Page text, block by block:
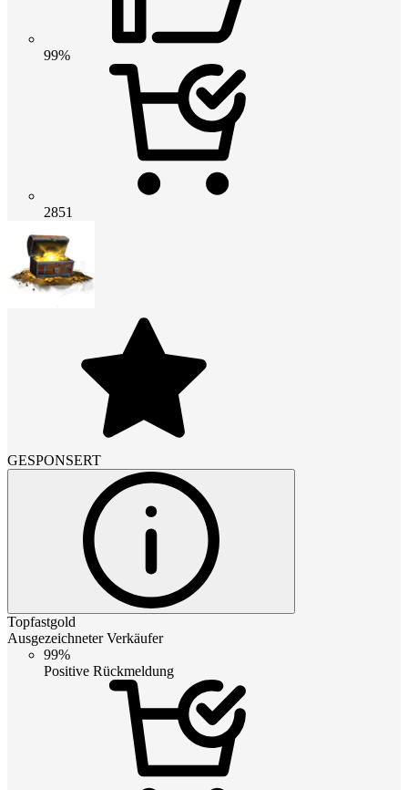
99%
2851
GESPONSERT
Topfastgold
Ausgezeichneter Verkäufer
99%
Positive Rückmeldung